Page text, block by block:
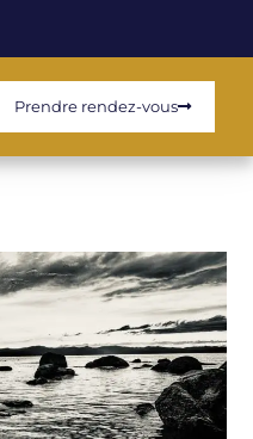
Prendre rendez-vous